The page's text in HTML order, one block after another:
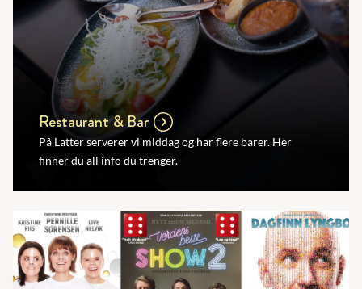
Restaurant & Bar
På Latter serverer vi middag og har flere barer. Her
finner du all info du trenger.